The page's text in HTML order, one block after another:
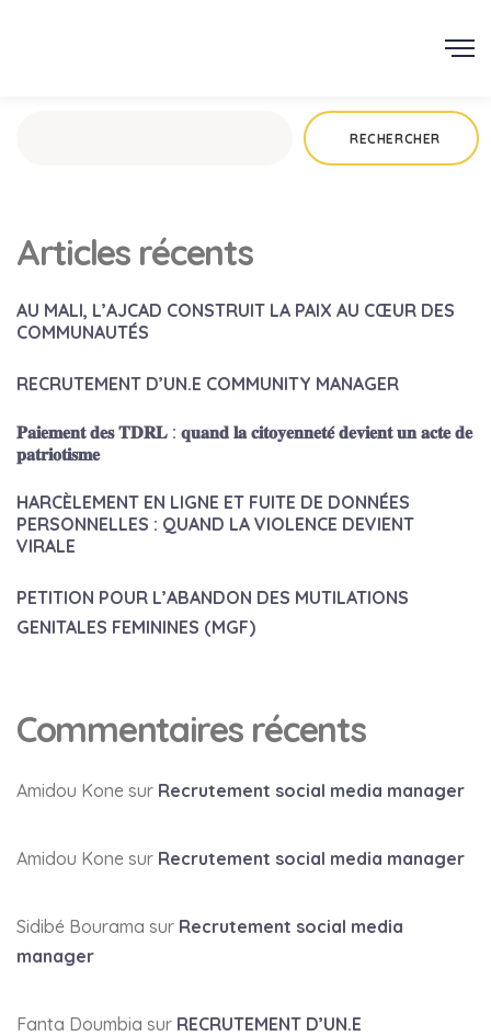
RECHERCHER
Articles récents
AU MALI, L’AJCAD CONSTRUIT LA PAIX AU CŒUR DES
COMMUNAUTÉS
RECRUTEMENT D’UN.E COMMUNITY MANAGER
𝐏𝐚𝐢𝐞𝐦𝐞𝐧𝐭 𝐝𝐞𝐬 𝐓𝐃𝐑𝐋 : 𝐪𝐮𝐚𝐧𝐝 𝐥𝐚 𝐜𝐢𝐭𝐨𝐲𝐞𝐧𝐧𝐞𝐭𝐞́ 𝐝𝐞𝐯𝐢𝐞𝐧𝐭 𝐮𝐧 𝐚𝐜𝐭𝐞 𝐝𝐞
𝐩𝐚𝐭𝐫𝐢𝐨𝐭𝐢𝐬𝐦𝐞
HARCÈLEMENT EN LIGNE ET FUITE DE DONNÉES
PERSONNELLES : QUAND LA VIOLENCE DEVIENT
VIRALE
PETITION POUR L’ABANDON DES MUTILATIONS
GENITALES FEMININES (MGF)
Commentaires récents
Amidou Kone sur Recrutement social media manager
Amidou Kone sur Recrutement social media manager
Sidibé Bourama sur Recrutement social media
manager
Fanta Doumbia sur RECRUTEMENT D’UN.E